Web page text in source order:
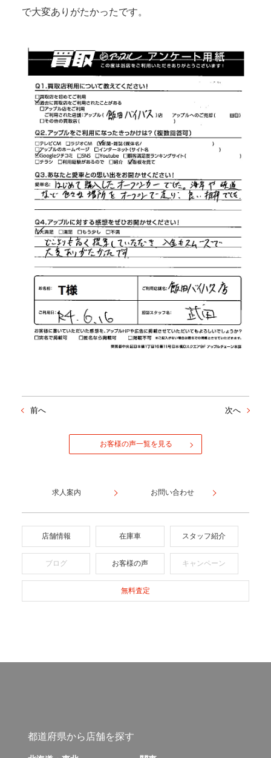
で大変ありがたかったです。
前へ 次へ
お客様の声一覧を見る
求人案内 お問い合わせ
店舗情報 在庫車 スタッフ紹介
ブログ お客様の声 キャンペーン
無料査定
都道府県から店舗を探す